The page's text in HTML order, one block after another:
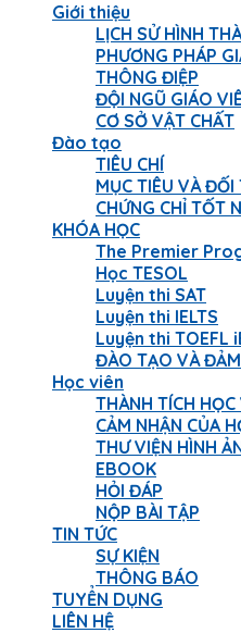
Giới thiệu
LỊCH SỬ HÌNH
PHƯƠNG PHÁP
THÔNG ĐIỆP
ĐỘI NGŨ GIÁO
CƠ SỞ VẬT CHẤT
Đào tạo
TIÊU CHÍ
MỤC TIÊU VÀ ĐỐI
CHỨNG CHỈ TỐT
KHÓA HỌC
The Premier
Học TESOL
Luyện thi SAT
Luyện thi IELTS
Luyện thi TOEFL
ĐÀO TẠO VÀ
Học viên
THÀNH TÍCH HỌC
CẢM NHẬN CỦA
THƯ VIỆN HÌNH
EBOOK
HỎI ĐÁP
NỘP BÀI TẬP
TIN TỨC
SỰ KIỆN
THÔNG BÁO
TUYỂN DỤNG
LIÊN HỆ